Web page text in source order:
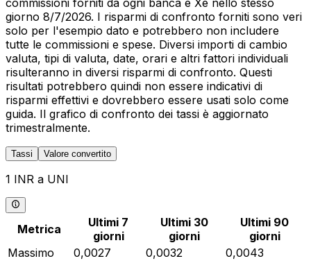
commissioni forniti da ogni banca e Xe nello stesso
giorno 8/7/2026. I risparmi di confronto forniti sono veri
solo per l'esempio dato e potrebbero non includere
tutte le commissioni e spese. Diversi importi di cambio
valuta, tipi di valuta, date, orari e altri fattori individuali
risulteranno in diversi risparmi di confronto. Questi
risultati potrebbero quindi non essere indicativi di
risparmi effettivi e dovrebbero essere usati solo come
guida. Il grafico di confronto dei tassi è aggiornato
trimestralmente.
Tassi Valore convertito
1 INR a UNI
Metrica
Ultimi 7
giorni
Ultimi 30
giorni
Ultimi 90
giorni
Massimo
0,0027 0,0032
0,0043